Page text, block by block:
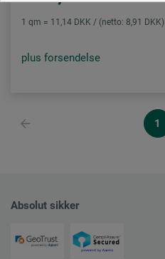
1 qm = 11,14 DKK / (netto: 8,91 DKK)
plus forsendelse
1
Absolut sikker